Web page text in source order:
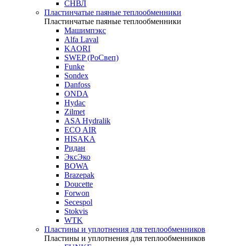
СНВЛ
Пластинчатые паяные теплообменники
Пластинчатые паяные теплообменники
Машимпэкс
Alfa Laval
KAORI
SWEP (РоСвеп)
Funke
Sondex
Danfoss
ONDA
Hydac
Zilmet
ASA Hydralik
ECO AIR
HISAKA
Ридан
ЭксЭко
BOWA
Brazepak
Doucette
Forwon
Secespol
Stokvis
WTK
Пластины и уплотнения для теплообменников
Пластины и уплотнения для теплообменников